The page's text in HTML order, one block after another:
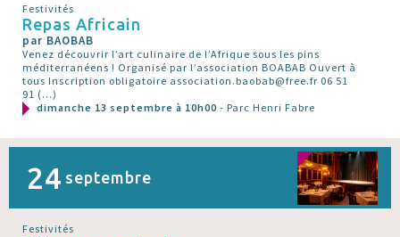
Festivités
Repas Africain
par BAOBAB
Venez découvrir l’art culinaire de l’Afrique sous les pins
méditerranéens ! Organisé par l’association BOABAB Ouvert à
tous Inscription obligatoire association.baobab@free.fr 06 51
91 (…)
dimanche 13 septembre à 10h00 - Parc Henri Fabre
24 septembre
Festivités